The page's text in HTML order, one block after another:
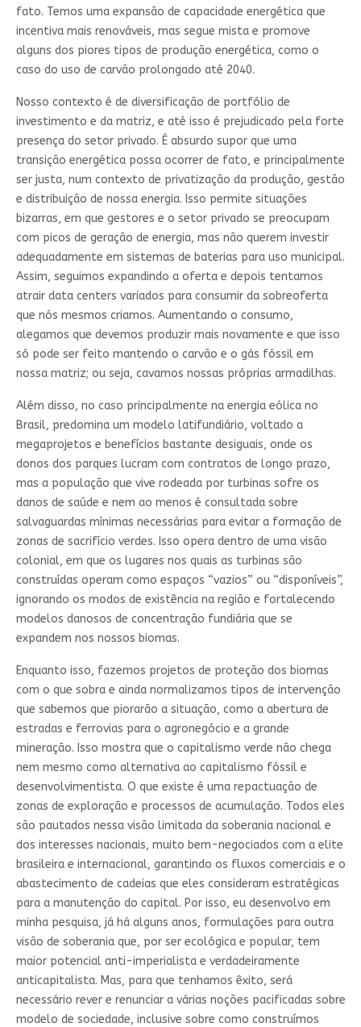
fato. Temos uma expansão de capacidade energética que
incentiva mais renováveis, mas segue mista e promove
alguns dos piores tipos de produção energética, como o
caso do uso de carvão prolongado até 2040.
Nosso contexto é de diversificação de portfólio de
investimento e da matriz, e até isso é prejudicado pela forte
presença do setor privado. É absurdo supor que uma
transição energética possa ocorrer de fato, e principalmente
ser justa, num contexto de privatização da produção, gestão
e distribuição de nossa energia. Isso permite situações
bizarras, em que gestores e o setor privado se preocupam
com picos de geração de energia, mas não querem investir
adequadamente em sistemas de baterias para uso municipal.
Assim, seguimos expandindo a oferta e depois tentamos
atrair data centers variados para consumir da sobreoferta
que nós mesmos criamos. Aumentando o consumo,
alegamos que devemos produzir mais novamente e que isso
só pode ser feito mantendo o carvão e o gás fóssil em
nossa matriz; ou seja, cavamos nossas próprias armadilhas.
Além disso, no caso principalmente na energia eólica no
Brasil, predomina um modelo latifundiário, voltado a
megaprojetos e benefícios bastante desiguais, onde os
donos dos parques lucram com contratos de longo prazo,
mas a população que vive rodeada por turbinas sofre os
danos de saúde e nem ao menos é consultada sobre
salvaguardas mínimas necessárias para evitar a formação de
zonas de sacrifício verdes. Isso opera dentro de uma visão
colonial, em que os lugares nos quais as turbinas são
construídas operam como espaços “vazios” ou “disponíveis”,
ignorando os modos de existência na região e fortalecendo
modelos danosos de concentração fundiária que se
expandem nos nossos biomas.
Enquanto isso, fazemos projetos de proteção dos biomas
com o que sobra e ainda normalizamos tipos de intervenção
que sabemos que piorarão a situação, como a abertura de
estradas e ferrovias para o agronegócio e a grande
mineração. Isso mostra que o capitalismo verde não chega
nem mesmo como alternativa ao capitalismo fóssil e
desenvolvimentista. O que existe é uma repactuação de
zonas de exploração e processos de acumulação. Todos eles
são pautados nessa visão limitada da soberania nacional e
dos interesses nacionais, muito bem-negociados com a elite
brasileira e internacional, garantindo os fluxos comerciais e o
abastecimento de cadeias que eles consideram estratégicas
para a manutenção do capital. Por isso, eu desenvolvo em
minha pesquisa, já há alguns anos, formulações para outra
visão de soberania que, por ser ecológica e popular, tem
maior potencial anti-imperialista e verdadeiramente
anticapitalista. Mas, para que tenhamos êxito, será
necessário rever e renunciar a várias noções pacificadas sobre
modelo de sociedade, inclusive sobre como construímos